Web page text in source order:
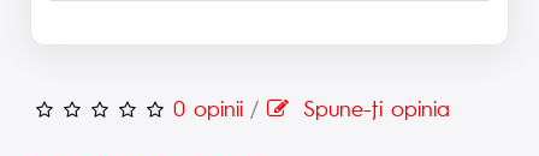
0 opinii / Spune-ţi opinia